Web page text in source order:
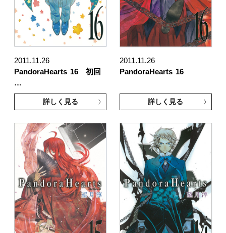
2011.11.26
PandoraHearts 16 初回
…
詳しく見る
2011.11.26
PandoraHearts 16
詳しく見る